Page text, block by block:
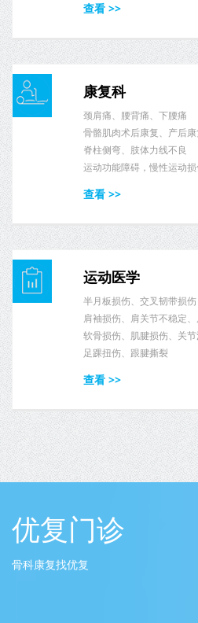
查看 >>
康复科
颈肩痛、腰背痛、下腰痛
骨骼肌肉术后康复、产后康
脊柱侧弯、肢体力线不良
运动功能障碍，慢性运动
查看 >>
运动医学
半月板损伤、交叉韧带损
肩袖损伤、肩关节不稳定
软骨损伤、肌腱损伤、关
足踝扭伤、跟腱撕裂
查看 >>
优复门诊
骨科康复找优复